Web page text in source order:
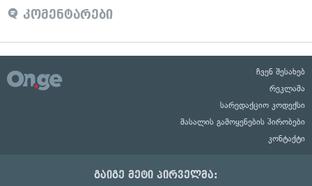
კომენტარები
ჩვენ შესახებ
რეკლამა
სარედაქციო კოდექსი
მასალის გამოყენების პირობები
კონტაქტი
გაიგე მეტი პირველმა: